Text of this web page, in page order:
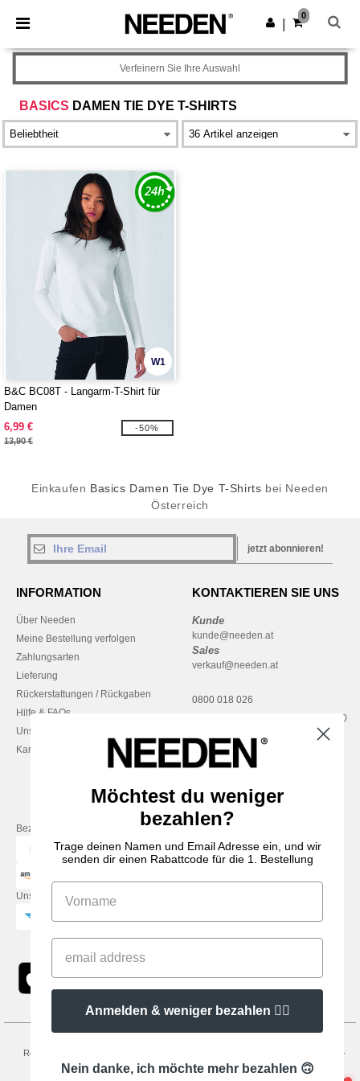
× Needen App
Bessere Preise in der App!
App holen
0
BASICS DAMEN TIE DYE T-SHIRTS
Verfeinern Sie Ihre Auswahl
W1
B&C BC08T - Langarm-T-Shirt für
Damen
6,99 €
13,90 €
-50%
Einkaufen Basics Damen Tie Dye T-Shirts bei Needen
Österreich
jetzt abonnieren!
INFORMATION
Über Needen
Meine Bestellung verfolgen
Zahlungsarten
Lieferung
Rückerstattungen / Rückgaben
Hilfe & FAQs
Unsere Engagements
Karriere
KONTAKTIEREN SIE UNS
Kunde
kunde@needen.at
Sales
verkauf@needen.at
0800 018 026
Montag – Donnerstag: 10:00–13:00
Freitag: 10:00–14:00
Bezahlung mit
Unsere Paketzusteller
Rechtliche Hinweise
-
General Contract Conditions- Cookie-Richtlinie-Site Map
Copyright 2026
Möchtest du weniger
bezahlen?
Trage deinen Namen und Email Adresse ein, und wir
senden dir einen Rabattcode für die 1. Bestellung
Anmelden & weniger bezahlen 👍🏼
Nein danke, ich möchte mehr bezahlen 🙃